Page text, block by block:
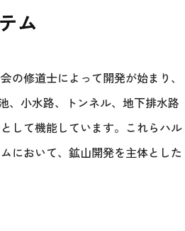
ム
の修道士によって開発が始まり、
、小水路、トンネル、地下排水路
して機能しています。これらハル
において、鉱山開発を主体とした